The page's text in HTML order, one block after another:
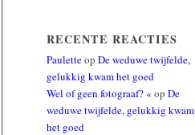
RECENTE REACTIES
PauletteopDe weduwe twijfelde,
gelukkig kwam het goed
Wel of geen fotograaf? « opDe
weduwe twijfelde, gelukkig kwam
het goed